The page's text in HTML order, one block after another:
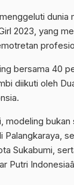
2023, yang
bersama 40
diikuti oleh
modeling
Palangkaraya,
Sukabumi,
Putri